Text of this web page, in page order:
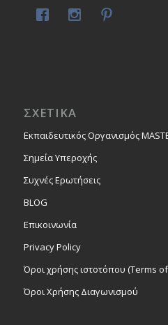
ΣΧΕΤΙΚΑ
Εκπαιδευτικός Οργανισμός
Σημεία Υπεροχής
Συχνές Ερωτήσεις
BLOG
Επικοινωνία
Privacy Policy
Όροι χρήσης ιστοτόπου (Terms
Όροι Χρήσης Διαγωνισμού